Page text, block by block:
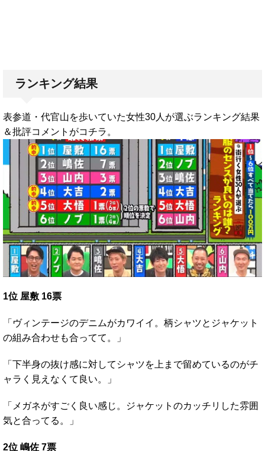
ランキング結果
表参道・代官山を歩いていた女性30人が選ぶランキング結果
＆批評コメントがコチラ。
1位 屋敷 16票
「ヴィンテージのデニムがカワイイ。柄シャツとジャケット
の組み合わせも合ってて。」
「下半身の抜け感に対してシャツを上まで留めているのがチ
ャラく見えなくて良い。」
「メガネがすごく良い感じ。ジャケットのカッチリした雰囲
気と合ってる。」
2位 嶋佐 7票